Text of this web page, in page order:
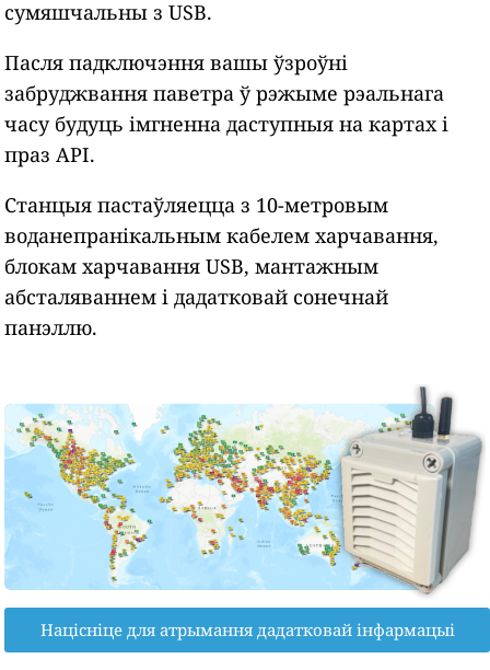
сумяшчальны з USB.
Пасля падключэння вашы ўзроўні
забруджвання паветра ў рэжыме рэальнага
часу будуць імгненна даступныя на картах і
праз API.
Станцыя пастаўляецца з 10-метровым
воданепранікальным кабелем харчавання,
блокам харчавання USB, мантажным
абсталяваннем і дадатковай сонечнай
панэллю.
Націсніце для атрымання дадатковай інфармацыі